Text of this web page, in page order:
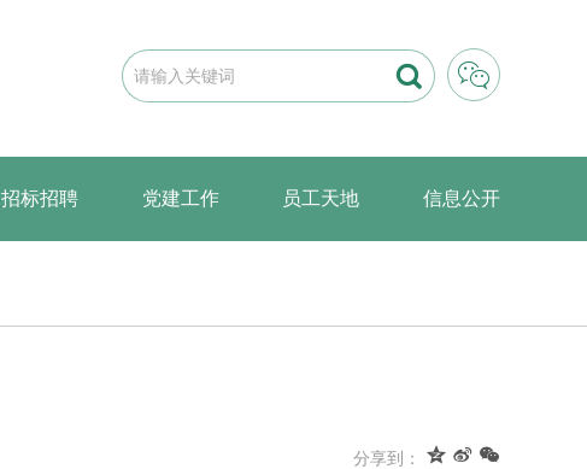
 
招标招聘 党建工作 员工天地 信息公开
分享到：   